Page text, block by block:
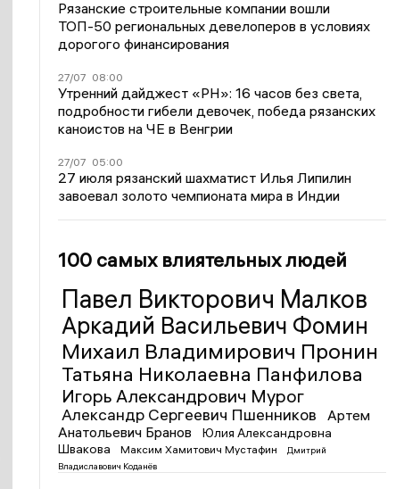
Рязанские строительные компании вошли
ТОП-50 региональных девелоперов в условиях
дорогого финансирования
27/07 08:00
Утренний дайджест «РН»: 16 часов без света,
подробности гибели девочек, победа рязанских
каноистов на ЧЕ в Венгрии
27/07 05:00
27 июля рязанский шахматист Илья Липилин
завоевал золото чемпионата мира в Индии
100 самых влиятельных людей
Павел Викторович Малков
Аркадий Васильевич Фомин
Михаил Владимирович Пронин
Татьяна Николаевна Панфилова
Игорь Александрович Мурог
Александр Сергеевич Пшенников
Артем
Анатольевич Бранов
Юлия Александровна
Швакова
Максим Хамитович Мустафин
Дмитрий
Владиславович Коданёв